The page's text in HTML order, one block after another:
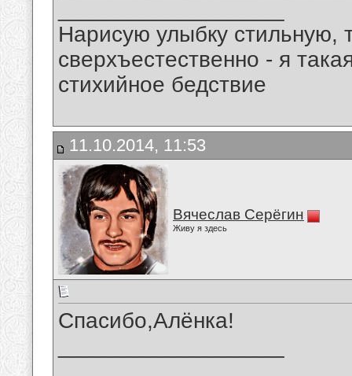
Нарисую улыбку стильную,
сверхъестественно - я
стихийное бедствие
11.10.2014, 11:53
Вячеслав Серёгин
Живу я здесь
Спасибо,Алёнка!